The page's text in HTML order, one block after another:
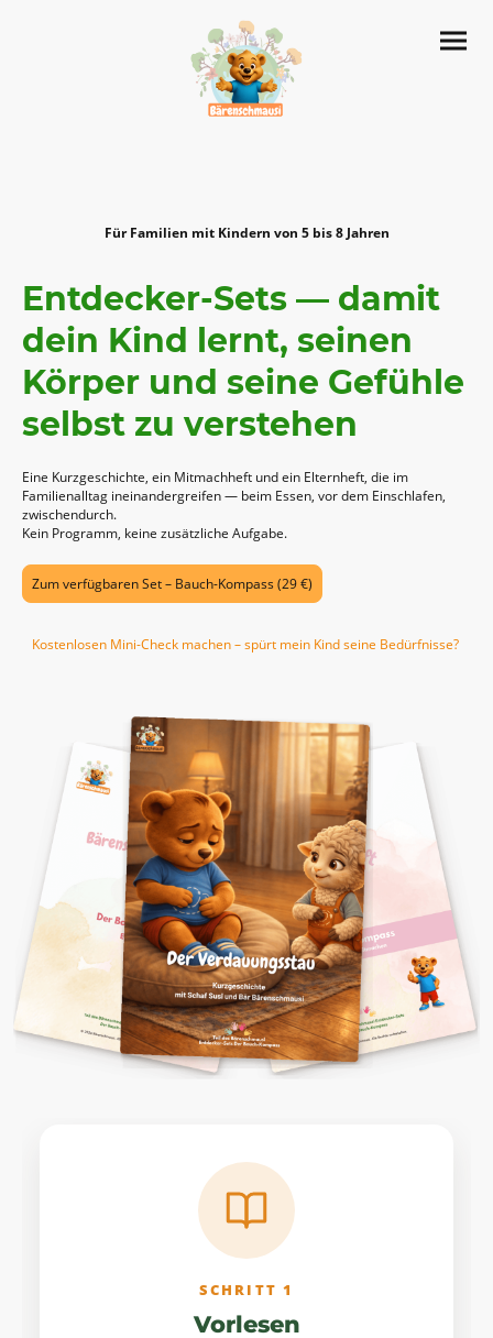
Für Familien mit Kindern von 5 bis 8 Jahren
Entdecker-Sets — damit
dein Kind lernt, seinen
Körper und seine Gefühle
selbst zu verstehen
Eine Kurzgeschichte, ein Mitmachheft und ein Elternheft, die im
Familienalltag ineinandergreifen — beim Essen, vor dem Einschlafen,
zwischendurch.
Kein Programm, keine zusätzliche Aufgabe.
Zum verfügbaren Set – Bauch-Kompass (29 €)
Kostenlosen Mini-Check machen – spürt mein Kind seine Bedürfnisse?
SCHRITT 1
Vorlesen